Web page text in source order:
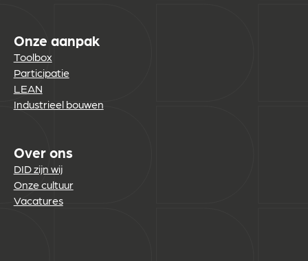
Onze aanpak
Toolbox
Participatie
LEAN
Industrieel bouwen
Over ons
DID zijn wij
Onze cultuur
Vacatures